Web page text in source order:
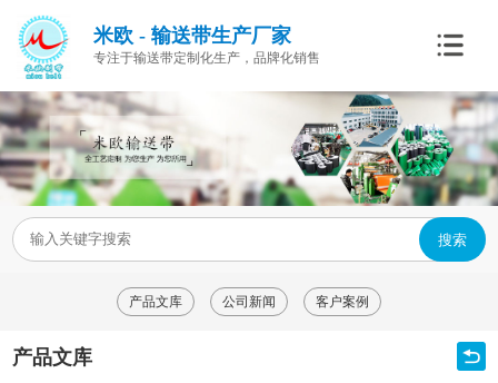
米欧 - 输送带生产厂家
专注于输送带定制化生产，品牌化销售
搜索
产品文库 公司新闻 客户案例
产品文库